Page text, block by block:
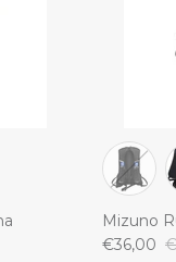
Mizuno
€36,00